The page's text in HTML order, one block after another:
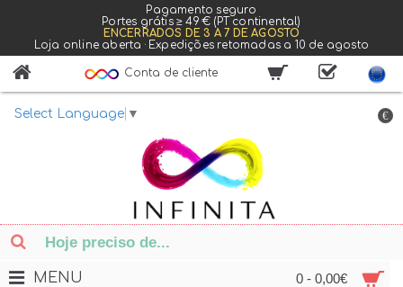
Pagamento seguro
Portes grátis ≥ 49 € (PT continental)
ENCERRADOS DE 3 A 7 DE AGOSTO
Loja online aberta · Expedições retomadas a 10 de agosto
Select Language ▼
Conta de cliente
€
0 - 0,00€
MENU